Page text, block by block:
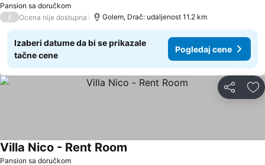
Pansion sa doručkom
/ Ocena nije dostupna Golem, Drač: udaljenost 11.2 km
Izaberi datume da bi se prikazale
tačne cene
Pogledaj cene
Deli
Pansion sa doručkom
Villa Nico - Rent Room